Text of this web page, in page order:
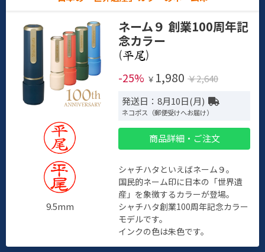
9.5mm
ネーム９ 創業100周年記
念カラー
(
)
-25% ￥ 1,980 ￥2,640
発送日：8月10日(月)
ネコポス（郵便受けへお届け）
商品詳細・ご注文
シャチハタといえばネーム９。
国民的ネーム印に日本の「世界遺
産」を象徴するカラーが登場。
シャチハタ創業100周年記念カラー
モデルです。
インクの色は朱色です。